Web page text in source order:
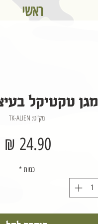
ראשי
מגן טקטיקל
מק"ט: TK-ALIEN
כמות *